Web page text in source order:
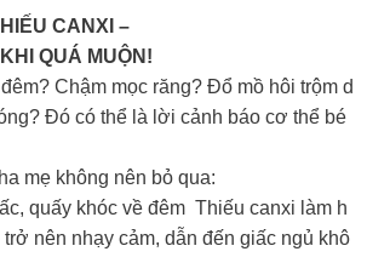
CANXI –
QUÁ MUỘN!
Chậm mọc răng? Đổ mồ hôi trộm d
Đó có thể là lời cảnh báo cơ thể bé
mẹ không nên bỏ qua:
quấy khóc về đêm Thiếu canxi làm h
nên nhạy cảm, dẫn đến giấc ngủ khô